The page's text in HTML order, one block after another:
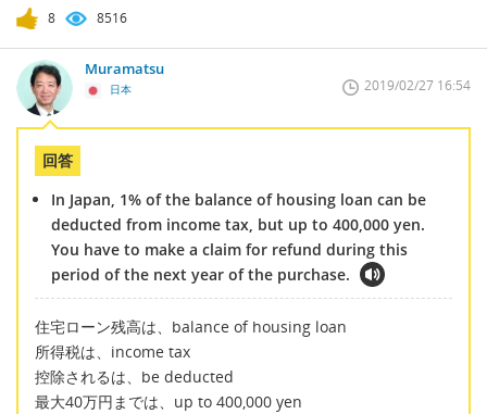
8 8516
Muramatsu
日本 2019/02/27 16:54
回答
In Japan, 1% of the balance of housing loan can be
deducted from income tax, but up to 400,000 yen.
You have to make a claim for refund during this
period of the next year of the purchase.
住宅ローン残高は、balance of housing loan
所得税は、income tax
控除されるは、be deducted
最大40万円までは、up to 400,000 yen